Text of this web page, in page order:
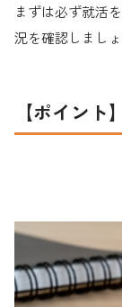
まずは必ず就活
況を確認しましょ
【ポイン